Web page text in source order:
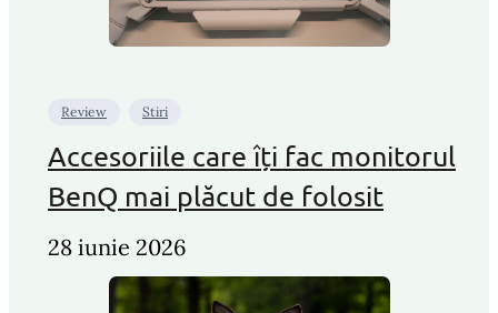
Review Stiri
Accesoriile care îți fac monitorul
BenQ mai plăcut de folosit
28 iunie 2026